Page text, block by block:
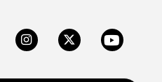
InstagramX Youtube